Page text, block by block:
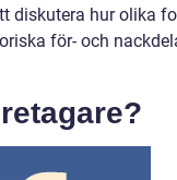
diskutera hur olika
för- och